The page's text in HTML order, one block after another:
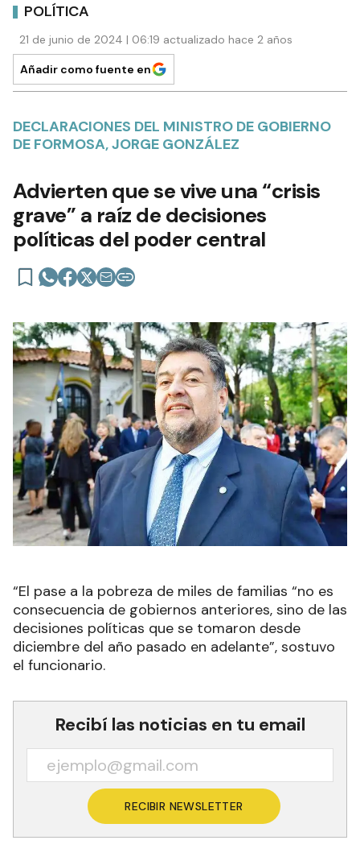
POLÍTICA
21 de junio de 2024 | 06:19 actualizado hace 2 años
Añadir como fuente en
DECLARACIONES DEL MINISTRO DE GOBIERNO
DE FORMOSA, JORGE GONZÁLEZ
Advierten que se vive una “crisis
grave” a raíz de decisiones
políticas del poder central
“El pase a la pobreza de miles de familias “no es
consecuencia de gobiernos anteriores, sino de las
decisiones políticas que se tomaron desde
diciembre del año pasado en adelante”, sostuvo
el funcionario.
Recibí las noticias en tu email
RECIBIR NEWSLETTER